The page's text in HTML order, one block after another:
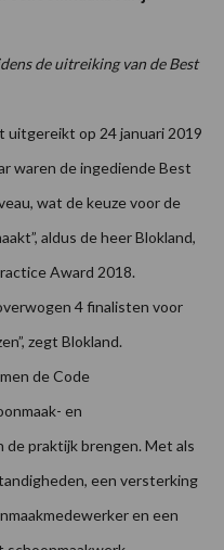
de uitreiking van de Best
uitgereikt op 24 januari 2019
waren de ingediende Best
wat de keuze voor de
aldus de heer Blokland,
Award 2018.
4 finalisten voor
zegt Blokland.
de Code
en
de praktijk brengen. Met als
een versterking
en een